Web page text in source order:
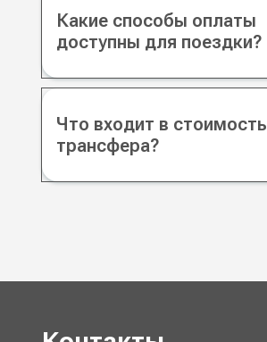
Какие способы оплаты
доступны для поездки?
Что входит в стоимость
трансфера?